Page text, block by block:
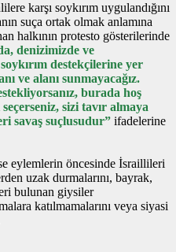
karşı soykırım uygulandığını
suça ortak olmak anlamına
halkının protesto gösterilerinde
denizimizde ve
destekçilerine yer
ve alanı sunmayacağız.
burada hoş
sizi tavır almaya
savaş suçlusudur” ifadelerine
eylemlerin öncesinde İsraillileri
uzak durmalarını, bayrak,
bulunan giysiler
katılmamalarını veya siyasi